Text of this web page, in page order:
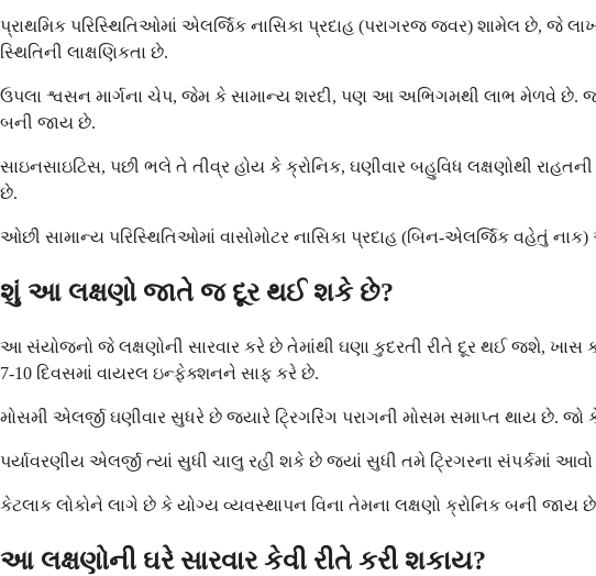
પ્રાથમિક પરિસ્થિતિઓમાં એલર્જિક નાસિકા પ્રદાહ (પરાગરજ જ્વર) શામેલ છે,
સ્થિતિની લાક્ષણિકતા છે.
ઉપલા શ્વસન માર્ગના ચેપ, જેમ કે સામાન્ય શરદી, પણ આ અભિગમથી લાભ મેળવે છે.
બની જાય છે.
સાઇનસાઇટિસ, પછી ભલે તે તીવ્ર હોય કે ક્રોનિક, ઘણીવાર બહુવિધ
છે.
ઓછી સામાન્ય પરિસ્થિતિઓમાં વાસોમોટર નાસિકા પ્રદાહ (બિન-એલર્જિક વહેતું
શું આ લક્ષણો જાતે જ દૂર થઈ શકે છે?
આ સંયોજનો જે લક્ષણોની સારવાર કરે છે તેમાંથી ઘણા કુદરતી રીતે દૂર થઈ જશે, ખાસ
7-10 દિવસમાં વાયરલ ઇન્ફેક્શનને સાફ કરે છે.
મોસમી એલર્જી ઘણીવાર સુધરે છે જ્યારે ટ્રિગરિંગ પરાગની મોસમ સમાપ્ત થાય છે.
પર્યાવરણીય એલર્જી ત્યાં સુધી ચાલુ રહી શકે છે જ્યાં સુધી તમે ટ્રિગરના સંપર્કમાં
કેટલાક લોકોને લાગે છે કે યોગ્ય વ્યવસ્થાપન વિના તેમના લક્ષણો ક્રોનિક બની
આ લક્ષણોની ઘરે સારવાર કેવી રીતે કરી શકાય?